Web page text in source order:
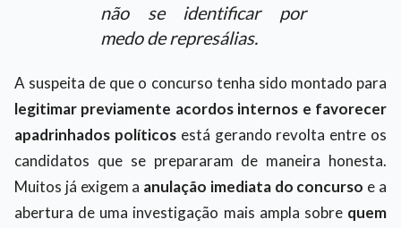
não se identificar por
medo de represálias.
A suspeita de que o concurso tenha sido montado para
legitimar previamente acordos internos e favorecer
apadrinhados políticosestá gerando revolta entre os
candidatos que se prepararam de maneira honesta.
Muitos já exigem a anulação imediata do concurso e a
abertura de uma investigação mais ampla sobre quem